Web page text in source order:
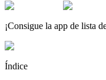
¡Consigue la app de lista
Índice